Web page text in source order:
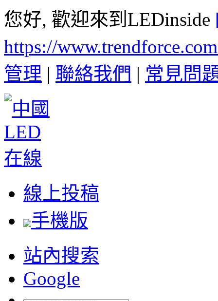
您好, 歡迎來到LEDinside
https://
管理 | 聯絡我們 | 常見問
線上投稿
手機版
站內搜索
Google